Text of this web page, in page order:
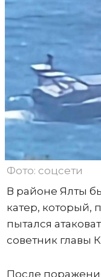
Фото: соцсети
В районе Ялты
катер,
пытался
советник главы
После